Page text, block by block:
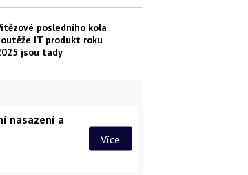
posledního kola
IT produkt roku
jsou tady
nasazení a
Více